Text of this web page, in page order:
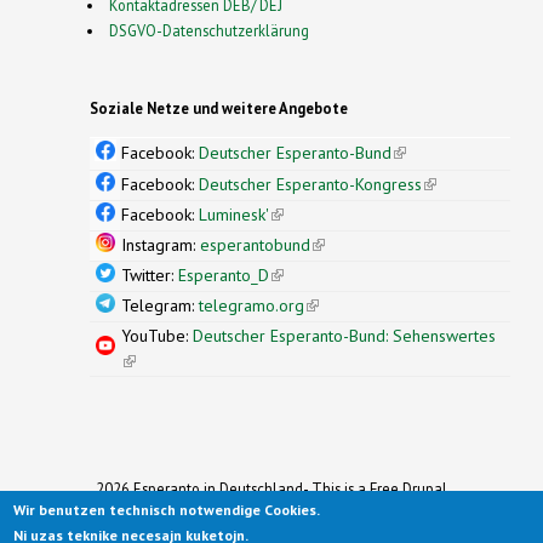
Kontaktadressen DEB/ DEJ
DSGVO-Datenschutzerklärung
Soziale Netze und weitere Angebote
Facebook: Deutscher Esperanto-Bund(link is
external)
Facebook: Deutscher Esperanto-Kongress(link is
Facebook: Luminesk'(link is external)
Instagram: esperantobund(link is external)
Twitter: Esperanto_D(link is external)
Telegram:telegramo.org(link is external)
YouTube: Deutscher Esperanto-Bund: Sehenswertes
(link is external)
2026 Esperanto in Deutschland- This is a Free Drupal
Theme
Ported to Drupal for the Open Source Community by
Wir benutzen technisch notwendige Cookies.
Ni uzas teknike necesajn kuketojn.